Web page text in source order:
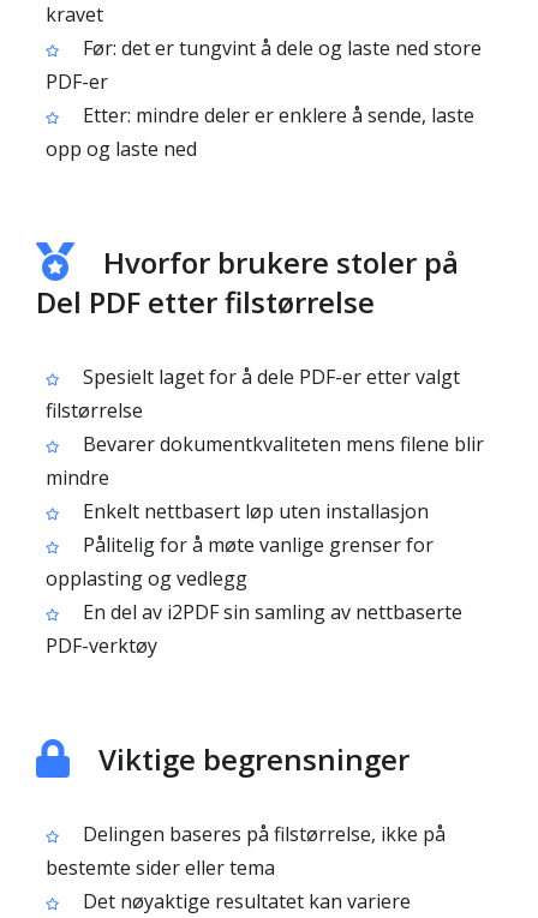
kravet
Før: det er tungvint å dele og laste ned store
PDF-er
Etter: mindre deler er enklere å sende, laste
opp og laste ned
Hvorfor brukere stoler på
Del PDF etter filstørrelse
Spesielt laget for å dele PDF-er etter valgt
filstørrelse
Bevarer dokumentkvaliteten mens filene blir
mindre
Enkelt nettbasert løp uten installasjon
Pålitelig for å møte vanlige grenser for
opplasting og vedlegg
En del av i2PDF sin samling av nettbaserte
PDF-verktøy
Viktige begrensninger
Delingen baseres på filstørrelse, ikke på
bestemte sider eller tema
Det nøyaktige resultatet kan variere